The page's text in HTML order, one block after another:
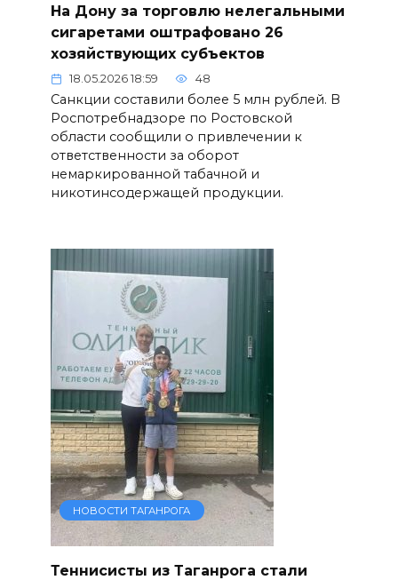
На Дону за торговлю нелегальными
сигаретами оштрафовано 26
хозяйствующих субъектов
18.05.2026 18:59 48
Санкции составили более 5 млн рублей. В
Роспотребнадзоре по Ростовской
области сообщили о привлечении к
ответственности за оборот
немаркированной табачной и
никотинсодержащей продукции.
НОВОСТИ ТАГАНРОГА
Теннисисты из Таганрога стали